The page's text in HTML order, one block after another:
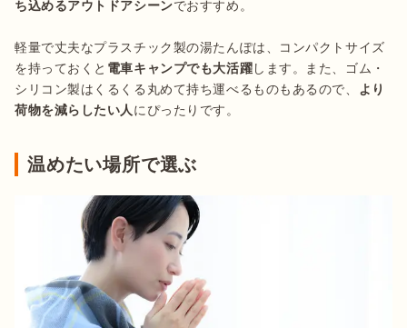
ち込めるアウトドアシーンでおすすめ。
軽量で丈夫なプラスチック製の湯たんぽは、コンパクトサイズ
を持っておくと 電車キャンプでも大活躍します。また、ゴム・
シリコン製はくるくる丸めて持ち運べるものもあるので、
より
荷物を減らしたい人 にぴったりです。
温めたい場所で選ぶ